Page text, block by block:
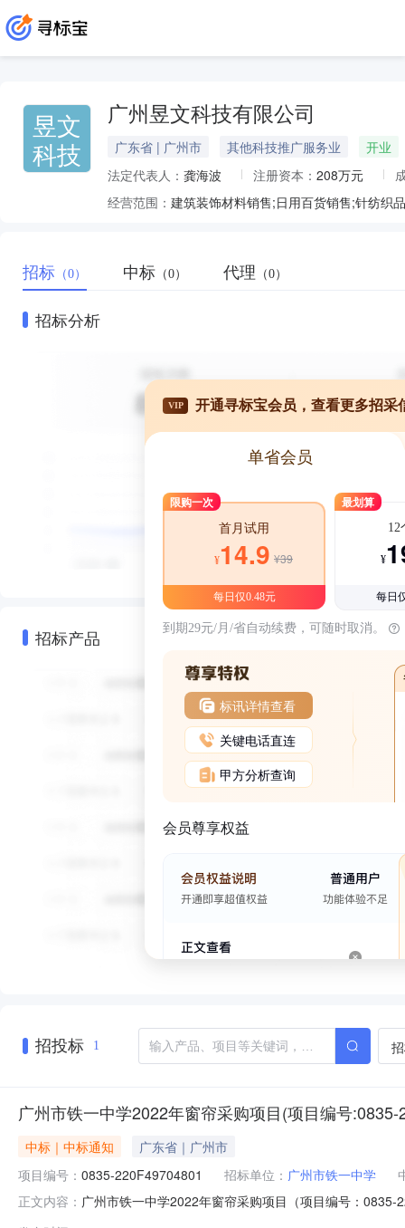
昱文
科技
广州昱文科技有限公司
广东省 | 广州市 其他科技推广服务业
开业
法定代表人： 龚海波 注册资本： 208万元
经营范围：
招标 （0） 中标 （0） 代理 （0）
招标分析
招标产品
VIP 开通寻标宝会员，查看更多招采
单省会员
限购一次
首月试用
¥14.9 ¥39
每日仅0.48元
最划算
12
¥
每日
到期29元/月/省自动续费，可随时取消。
标讯详情查看
关键电话直连
甲方分析查询
会员尊享权益
招投标 1
广州市铁一中学2022年窗帘采购项目(项目编号
中标｜中标通知
广东省｜广州市
项目编号： 0835-220F49704801 招标单位： 广州市铁一中学
正文内容： 广州市铁一中学2022年窗帘采购项目（项目编号：